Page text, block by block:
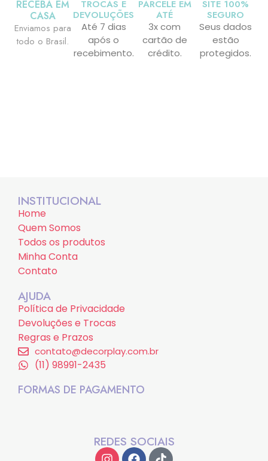
RECEBA EM
CASA
Enviamos para
todo o Brasil.
TROCAS E
DEVOLUÇÕES
Até 7 dias
após o
recebimento.
PARCELE EM
ATÉ
3x com
cartão de
crédito.
SITE 100%
SEGURO
Seus dados
estão
protegidos.
INSTITUCIONAL
Home
Quem Somos
Todos os produtos
Minha Conta
Contato
AJUDA
Política de Privacidade
Devoluções e Trocas
Regras e Prazos
contato@decorplay.com.br
(11) 98991-2435
FORMAS DE PAGAMENTO
REDES SOCIAIS